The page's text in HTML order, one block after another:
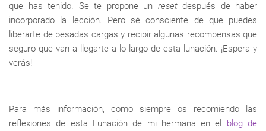
que has tenido. Se te propone un resetdespués de haber
incorporado la lección. Pero sé consciente de que puedes
liberarte de pesadas cargas y recibir algunas recompensas que
seguro que van a llegarte a lo largo de esta lunación. ¡Espera y
verás!
Para más información, como siempre os recomiendo las
reflexiones de esta Lunación de mi hermana en el blog de